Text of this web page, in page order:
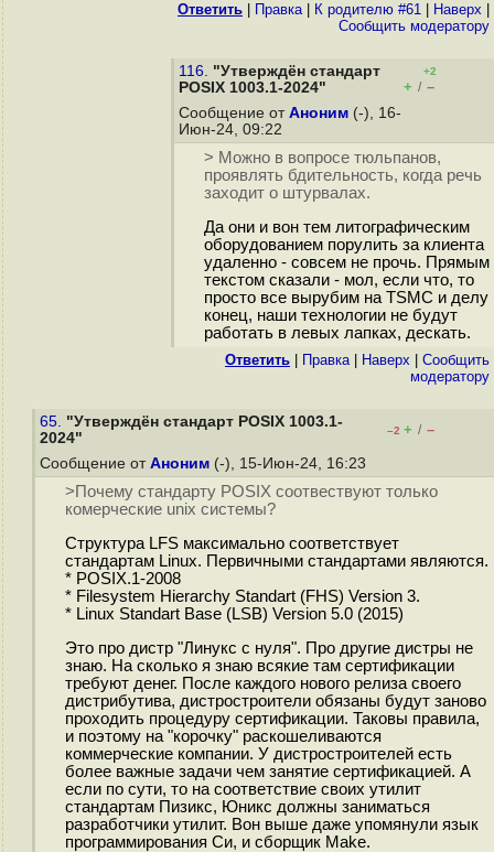
Ответить Правка| К родителю #61 Наверх
Cообщить модератору
116. "Утверждён стандарт
POSIX 1003.1-2024"
+2
+ / –
Сообщение от Аноним (-), 16-
Июн-24, 09:22
> Можно в вопросе тюльпанов,
проявлять бдительность, когда речь
заходит о штурвалах.
Да они и вон тем литографическим
оборудованием порулить за клиента
удаленно - совсем не прочь. Прямым
текстом сказали - мол, если что, то
просто все вырубим на TSMC и делу
конец, наши технологии не будут
работать в левых лапках, дескать.
Ответить Правка| Наверх
Cообщить
модератору
65. "Утверждён стандарт POSIX 1003.1-
2024"
–2 + / –
Сообщение от Аноним (-), 15-Июн-24, 16:23
>Почему стандарту POSIX соотвествуют только
комерческие unix системы?
Структура LFS максимально соответствует
стандартам Linux. Первичными стандартами являются.
* POSIX.1-2008
* Filesystem Hierarchy Standart (FHS) Version 3.
* Linux Standart Base (LSB) Version 5.0 (2015)
Это про дистр "Линукс с нуля". Про другие дистры не
знаю. На сколько я знаю всякие там сертификации
требуют денег. После каждого нового релиза своего
дистрибутива, дистростроители обязаны будут заново
проходить процедуру сертификации. Таковы правила,
и поэтому на "корочку" раскошеливаются
коммерческие компании. У дистростроителей есть
более важные задачи чем занятие сертификацией. А
если по сути, то на соответствие своих утилит
стандартам Пизикс, Юникс должны заниматься
разработчики утилит. Вон выше даже упомянули язык
программирования Си, и сборщик Make.